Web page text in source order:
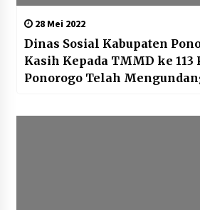
28 Mei 2022
Dinas Sosial Kabupaten
Kasih Kepada TMMD ke 113
Ponorogo Telah